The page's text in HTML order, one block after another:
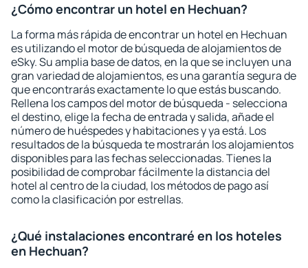
¿Cómo encontrar un hotel en Hechuan?
La forma más rápida de encontrar un hotel en Hechuan
es utilizando el motor de búsqueda de alojamientos de
eSky. Su amplia base de datos, en la que se incluyen una
gran variedad de alojamientos, es una garantía segura de
que encontrarás exactamente lo que estás buscando.
Rellena los campos del motor de búsqueda - selecciona
el destino, elige la fecha de entrada y salida, añade el
número de huéspedes y habitaciones y ya está. Los
resultados de la búsqueda te mostrarán los alojamientos
disponibles para las fechas seleccionadas. Tienes la
posibilidad de comprobar fácilmente la distancia del
hotel al centro de la ciudad, los métodos de pago así
como la clasificación por estrellas.
¿Qué instalaciones encontraré en los hoteles
en Hechuan?